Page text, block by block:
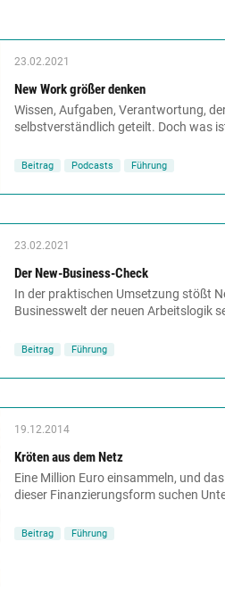
23.02.2021
New Work größer denken
Wissen, Aufgaben, Verantwortung,
selbstverständlich geteilt. Doch was
Beitrag Podcasts Führung
23.02.2021
Der New-Business-Check
In der praktischen Umsetzung stößt
Businesswelt der neuen Arbeitslogik
Beitrag Führung
19.12.2014
Kröten aus dem Netz
Eine Million Euro einsammeln, und
dieser Finanzierungsform suchen
Beitrag Führung